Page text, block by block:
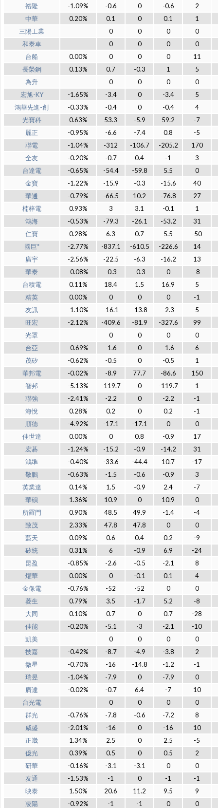
裕隆 -1.09% -0.6 0 -0.6
2
中華
0.20% 0.1 0 0.1
1
三陽工業
0 0 0
0
和泰車
0 0 0
0
台船
0.00% 0 0 0
11
長榮鋼
0.13% 0.7 -0.3 1
5
為升
0 0 0
0
宏旭-KY
-1.65% -3.4 0 -3.4
5
鴻華先進-創
-0.33% -0.4 0 -0.4
4
光寶科
0.63% 53.3 -5.9 59.2
-7
麗正
-0.95% -6.6 -7.4 0.8
-5
聯電
-1.04% -312 -106.7 -205.2
170
全友
-0.20% -0.7 0.4 -1
3
台達電
-0.65% -54.4 -59.8 5.5
0
金寶
-1.22% -15.9 -0.3 -15.6
40
華通
-0.79% -66.5 10.2 -76.8
27
楠梓電
0.93% 3 3.1 -0.1
1
鴻海
-0.53% -79.3 -26.1 -53.2
31
仁寶
0.28% 6.3 0.7 5.5
-50
國巨*
-2.77% -837.1 -610.5 -226.6
14
廣宇
-2.56% -22.5 -6.3 -16.2
13
華泰
-0.08% -0.3 -0.3 0
-8
台積電
0.11% 18.4 1.5 16.9
5
精英
0.00% 0 0 0
-1
友訊
-1.10% -16.1 -13.8 -2.3
5
旺宏
-2.12% -409.6 -81.9 -327.6
99
光罩
0 0 0
0
台亞
-0.69% -1.6 0 -1.6
6
茂矽
-0.62% -0.5 0 -0.5
1
華邦電
-0.02% -8.9 77.7 -86.6
150
智邦
-5.13% -119.7 0 -119.7
1
聯強
-2.41% -2.2 0 -2.2
-1
海悅
0.28% 0.2 0 0.2
-1
順德
-4.92% -17.1 -17.1 0
0
佳世達
0.00% 0 0.8 -0.9
17
宏碁
-1.24% -15.2 -0.9 -14.2
31
鴻準
-0.40% -33.6 -44.4 10.7
-17
敬鵬
-0.63% -1.5 -0.6 -0.9
3
英業達
0.14% 1.5 -0.9 2.4
-7
華碩
1.36% 10.9 0 10.9
0
所羅門
0.90% 48.5 49.9 -1.4
-4
致茂
2.33% 47.8 47.8 0
0
藍天
0.09% 0.6 0.4 0.2
-9
矽統
0.31% 6 -0.9 6.9
-24
昆盈
-0.85% -2.6 -0.5 -2.1
8
燿華
0.00% 0 -0.1 0.1
4
金像電
-0.76% -52 -52 0
0
菱生
0.79% 3.5 -1.7 5.2
-8
大同
0.10% 0.7 0 0.7
-28
佳能
-0.20% -5.1 -3 -2.1
-10
凱美
0 0 0
0
技嘉
-0.42% -8.7 -4.9 -3.8
2
微星
-0.70% -16 -14.8 -1.2
-1
瑞昱
-1.04% -7.9 0 -7.9
0
廣達
-0.02% -0.7 6.4 -7
10
台光電
0 0 0
0
群光
-0.76% -7.8 -0.6 -7.2
8
威盛
-2.01% -16 0 -16
10
正崴
1.34% 2.5 0 2.5
-5
億光
0.39% 0.5 0 0.5
2
研華
-0.16% -3.1 -3.1 0
0
友通
-1.53% -1 0 -1
-1
映泰
1.50% 20.6 11.2 9.5
9
凌陽
-0.92% -1 -1 0
0